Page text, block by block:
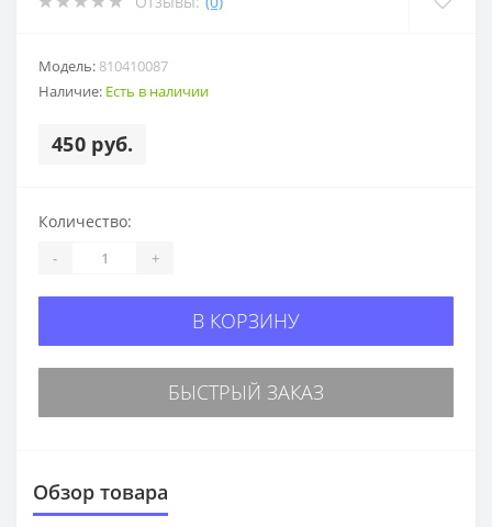
Модель: 810410087
Наличие: Есть в наличии
450 руб.
Количество:
- +
В КОРЗИНУ
БЫСТРЫЙ ЗАКАЗ
Обзор товара